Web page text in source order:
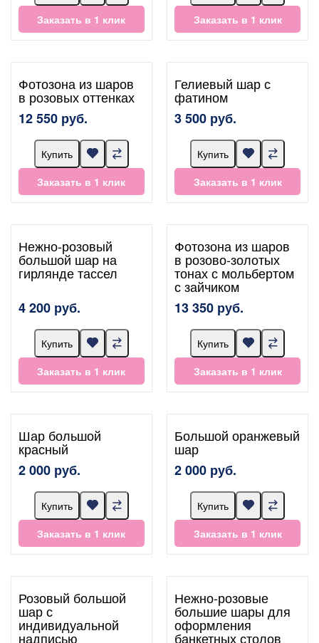
Заказать в 1 клик Заказать в 1 клик
Фотозона из шаров
в розовых оттенках
12 550 руб.
Купить
Заказать в 1 клик
Гелиевый шар с
фатином
3 500 руб.
Купить
Заказать в 1 клик
Нежно-розовый
большой шар на
гирлянде тассел
4 200 руб.
Купить
Заказать в 1 клик
Фотозона из шаров
в розово-золотых
тонах с мольбертом
с зайчиком
13 350 руб.
Купить
Заказать в 1 клик
Шар большой
красный
2 000 руб.
Купить
Заказать в 1 клик
Большой оранжевый
шар
2 000 руб.
Купить
Заказать в 1 клик
Розовый большой
шар с
индивидуальной
надписью
Нежно-розовые
большие шары для
оформления
банкетных столов